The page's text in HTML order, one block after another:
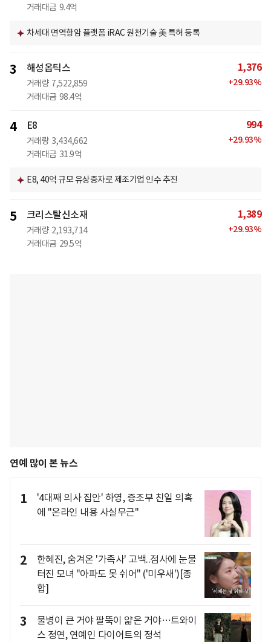
거래대금 9.4억
차세대 면역항암 플랫폼 iRAC 원천기술 美 특허 등록
3 해성옵틱스
거래량 7,522,859
거래대금 98.4억
1,376
+29.93%
4 E8
거래량 3,434,662
거래대금 31.9억
994
+29.93%
E8, 40억 규모 유상증자로 제조기업 인수 추진
5 크리스탈신소재
거래량 2,193,714
거래대금 29.5억
1,389
+29.93%
연예 많이 본 뉴스
1
'4대째 의사 집안' 하영, 증조부 친일 의혹
에 "온라인 내용 사실무근"
2
한혜진, 숨겨온 '가족사' 고백..점사에 눈물
터진 모녀 "아파도 못 쉬어" ('미우새')[종
합]
3
물병이 큰 거야 팔뚝이 얇은 거야…트와이
스 정연, 연예인 다이어트의 정석